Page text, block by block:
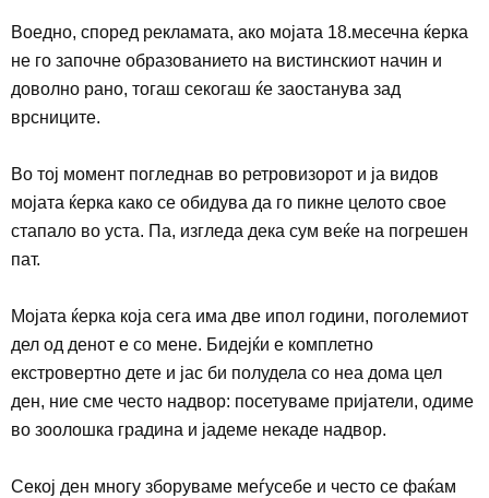
Воедно, според рекламата, ако мојата 18.месечна ќерка
не го започне образованието на вистинскиот начин и
доволно рано, тогаш секогаш ќе заостанува зад
врсниците.
Во тој момент погледнав во ретровизорот и ја видов
мојата ќерка како се обидува да го пикне целото свое
стапало во уста. Па, изгледа дека сум веќе на погрешен
пат.
Мојата ќерка која сега има две ипол години, поголемиот
дел од денот е со мене. Бидејќи е комплетно
екстровертно дете и јас би полудела со неа дома цел
ден, ние сме често надвор: посетуваме пријатели, одиме
во зоолошка градина и јадеме некаде надвор.
Секој ден многу зборуваме меѓусебе и често се фаќам